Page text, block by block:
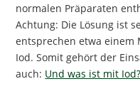
normalen Präparaten
Achtung: Die Lösung ist
entsprechen etwa
Iod. Somit gehört der
auch: Und was ist mit Iod?